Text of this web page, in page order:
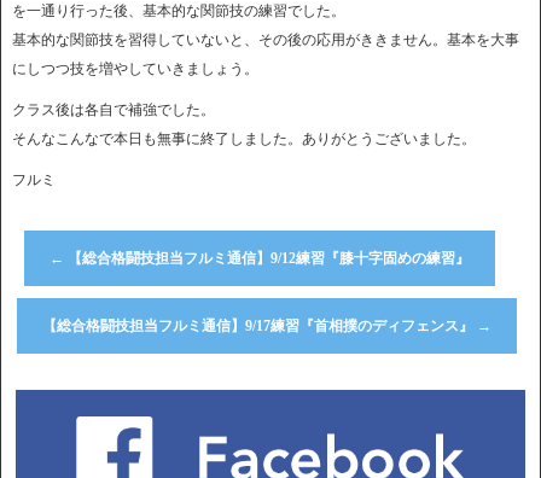
を一通り行った後、基本的な関節技の練習でした。
基本的な関節技を習得していないと、その後の応用がききません。基本を大事
にしつつ技を増やしていきましょう。
クラス後は各自で補強でした。
そんなこんなで本日も無事に終了しました。ありがとうございました。
フルミ
← 【総合格闘技担当フルミ通信】9/12練習『膝十字固めの練習』
【総合格闘技担当フルミ通信】9/17練習『首相撲のディフェンス』 →